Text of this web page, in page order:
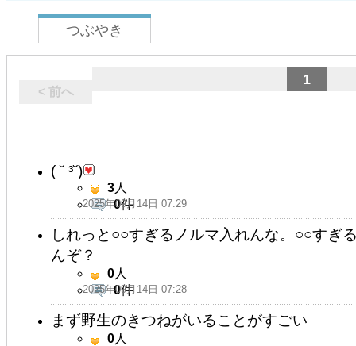
つぶやき
< 前へ
1
(⁠ ⁠˘⁠ ⁠³⁠˘⁠)⁠
2025年09月14日 07:29
3人
0件
しれっと○○すぎるノルマ入れんな。○○すぎ
んぞ？
2025年09月14日 07:28
0人
0件
まず野生のきつねがいることがすごい
0人